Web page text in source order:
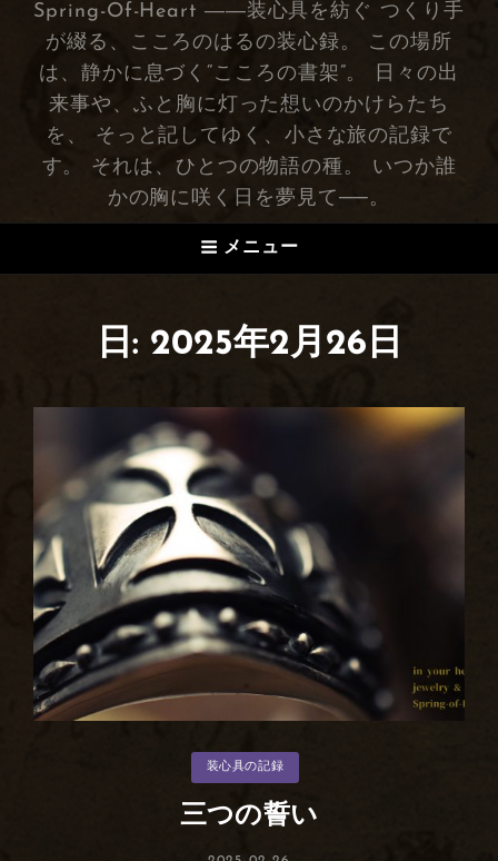
Spring-Of-Heart ――装心具を紡ぐ つくり手
が綴る、こころのはるの装心録。 この場所
は、静かに息づく“こころの書架”。 日々の出
来事や、ふと胸に灯った想いのかけらたち
を、 そっと記してゆく、小さな旅の記録で
す。 それは、ひとつの物語の種。 いつか誰
かの胸に咲く日を夢見て──。
メニュー
日: 2025年2月26日
リ
ー
装心具の記録
三つの誓い